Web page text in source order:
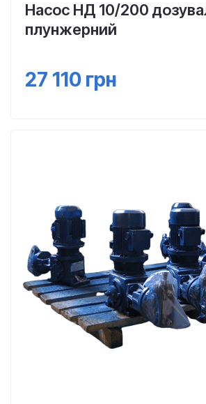
Насос НД 10/200
плунжерний
27 110 грн